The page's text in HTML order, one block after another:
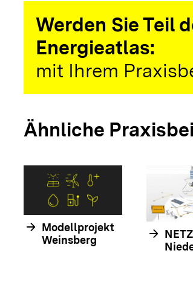
Werden Sie Teil
Energieatlas:
mit Ihrem
Ähnliche
arrow_forward Modellprojekt
Weinsberg
arrow_forward